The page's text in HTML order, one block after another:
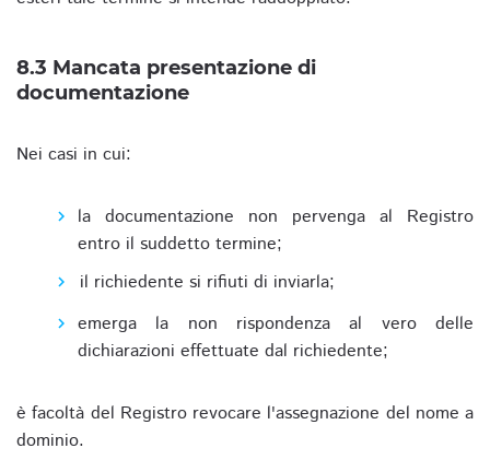
8.3 Mancata presentazione di
documentazione
Nei casi in cui:
la documentazione non pervenga al Registro
entro il suddetto termine;
il richiedente si rifiuti di inviarla;
emerga la non rispondenza al vero delle
dichiarazioni effettuate dal richiedente;
è facoltà del Registro revocare l'assegnazione del nome a
dominio.